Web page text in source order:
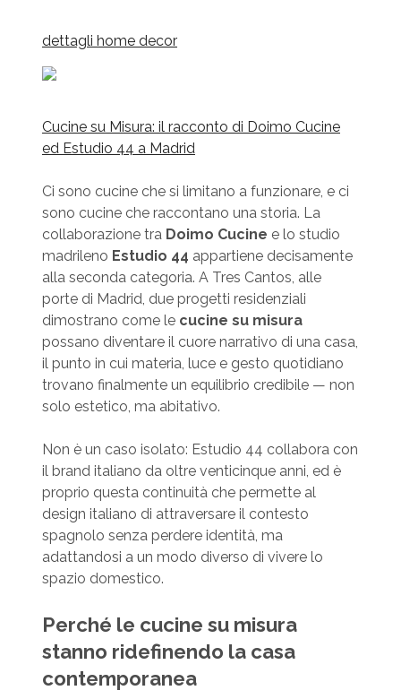
dettagli home decor
Cucine su Misura: il racconto di Doimo Cucine
ed Estudio 44 a Madrid
Ci sono cucine che si limitano a funzionare, e ci
sono cucine che raccontano una storia. La
collaborazione tra Doimo Cucine e lo studio
madrileno Estudio 44 appartiene decisamente
alla seconda categoria. A Tres Cantos, alle
porte di Madrid, due progetti residenziali
dimostrano come le cucine su misura
possano diventare il cuore narrativo di una casa,
il punto in cui materia, luce e gesto quotidiano
trovano finalmente un equilibrio credibile — non
solo estetico, ma abitativo.
Non è un caso isolato: Estudio 44 collabora con
il brand italiano da oltre venticinque anni, ed è
proprio questa continuità che permette al
design italiano di attraversare il contesto
spagnolo senza perdere identità, ma
adattandosi a un modo diverso di vivere lo
spazio domestico.
Perché le cucine su misura
stanno ridefinendo la casa
contemporanea